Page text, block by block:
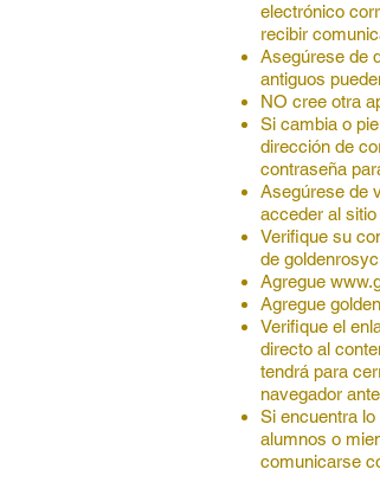
electrónico
recibir
Asegúrese de
antiguos
NO cree otra
Si cambia o
dirección de
contraseña
Asegúrese de
acceder al sitio
Verifique su
de
Agregue
Agregue
Verifique el
directo al
tendrá para
navegador
Si encuentra
alumnos o
comunicarse